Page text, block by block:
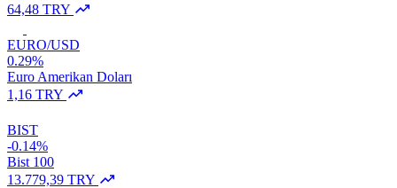
64,48 TRY
EURO/USD
0.29%
Euro Amerikan Doları
1,16 TRY
BIST
-0.14%
Bist 100
13.779,39 TRY